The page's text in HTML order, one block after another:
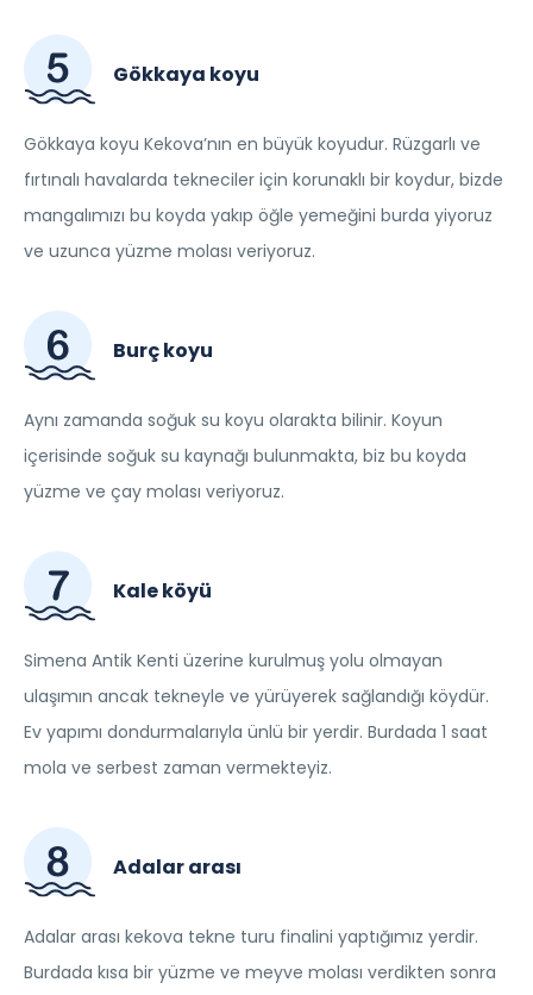
Gökkaya koyu
Gökkaya koyu Kekova’nın en büyük koyudur. Rüzgarlı ve
fırtınalı havalarda tekneciler için korunaklı bir koydur, bizde
mangalımızı bu koyda yakıp öğle yemeğini burda yiyoruz
ve uzunca yüzme molası veriyoruz.
Burç koyu
Aynı zamanda soğuk su koyu olarakta bilinir. Koyun
içerisinde soğuk su kaynağı bulunmakta, biz bu koyda
yüzme ve çay molası veriyoruz.
Kale köyü
Simena Antik Kenti üzerine kurulmuş yolu olmayan
ulaşımın ancak tekneyle ve yürüyerek sağlandığı köydür.
Ev yapımı dondurmalarıyla ünlü bir yerdir. Burdada 1 saat
mola ve serbest zaman vermekteyiz.
Adalar arası
Adalar arası kekova tekne turu finalini yaptığımız yerdir.
Burdada kısa bir yüzme ve meyve molası verdikten sonra